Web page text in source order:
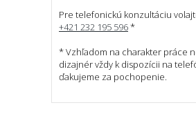
Pre telefonickú konzultáciu
+421 232 195 596*
* Vzhľadom na charakter práce
dizajnér vždy k dispozícii na
ďakujeme za pochopenie.